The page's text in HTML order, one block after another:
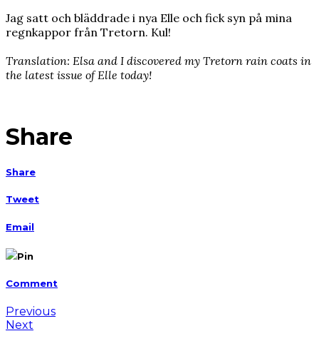
Jag satt och bläddrade i nya Elle och fick syn på mina
regnkappor från Tretorn. Kul!
Translation: Elsa and I discovered my Tretorn rain coats in
the latest issue of Elle today!
Share
Share
Tweet
Email
Pin
Comment
Previous
Next